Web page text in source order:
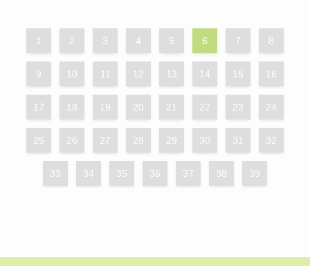
1 2 3 4 5 6 7 8
9 10 11 12 13 14 15 16
17 18 19 20 21 22 23 24
25 26 27 28 29 30 31 32
33 34 35 36 37 38 39